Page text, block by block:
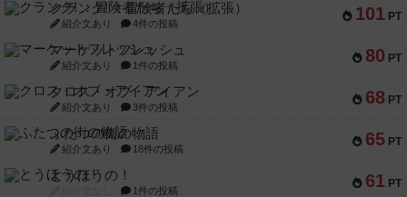
101 PT
クランク! ：冒険者たち（拡張）
紹介文あり 4件の投稿
80 PT
マーケットフレッシュ
紹介文あり 1件の投稿
68 PT
クロス・オブ・アイアン
紹介文あり 3件の投稿
65 PT
ふたつの街の物語
紹介文あり 18件の投稿
61 PT
とうほうの！
1件の投稿